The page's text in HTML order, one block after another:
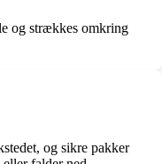
og strækkes omkring
og sikre pakker